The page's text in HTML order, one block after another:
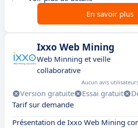
En savoir plus
Ixxo Web Mining
Web Minning et veille
collaborative
Aucun avis
Version gratuite Essai gratuit
Tarif sur demande
Présentation de Ixxo Web Mining